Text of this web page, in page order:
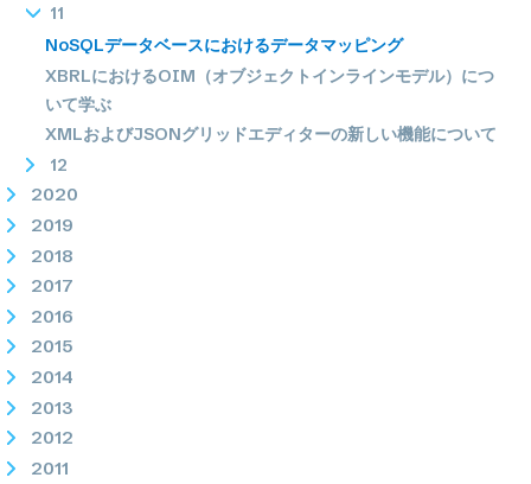
11
NoSQLデータベースにおけるデータマッピング
XBRLにおけるOIM（オブジェクトインラインモデル）につ
いて学ぶ
XMLおよびJSONグリッドエディターの新しい機能について
12
2020
2019
2018
2017
2016
2015
2014
2013
2012
2011